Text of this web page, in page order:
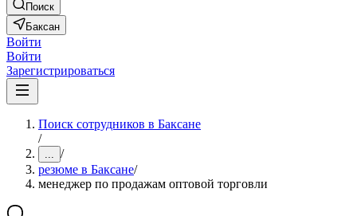
Поиск
Баксан
Войти
Войти
Зарегистрироваться
Поиск сотрудников в Баксане
/
... /
резюме в Баксане/
менеджер по продажам оптовой торговли